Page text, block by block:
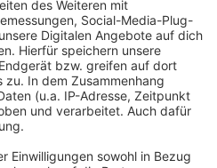
Service eines
um Videoinhalte
Service kann
Aktivitäten
lesen Sie die
stimmen Sie der